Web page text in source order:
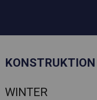
KONSTRUKTION
WINTER